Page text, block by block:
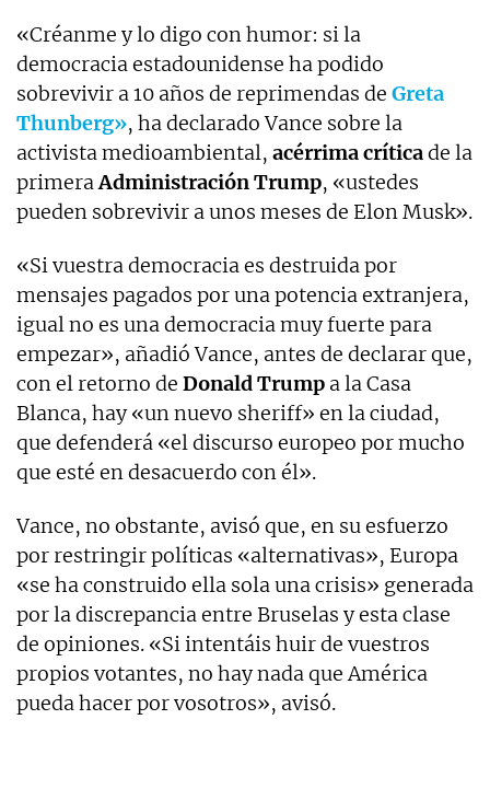
«Créanme y lo digo con humor: si la
democracia estadounidense ha podido
sobrevivir a 10 años de reprimendas de Greta
Thunberg», ha declarado Vance sobre la
activista medioambiental, acérrima críticade la
primeraAdministración Trump, «ustedes
pueden sobrevivir a unos meses de Elon Musk».
«Si vuestra democracia es destruida por
mensajes pagados por una potencia extranjera,
igual no es una democracia muy fuerte para
empezar», añadió Vance, antes de declarar que,
con el retorno de Donald Trump a la Casa
Blanca, hay «un nuevo sheriff» en la ciudad,
que defenderá «el discurso europeo por mucho
que esté en desacuerdo con él».
Vance, no obstante, avisó que, en su esfuerzo
por restringir políticas «alternativas», Europa
«se ha construido ella sola una crisis» generada
por la discrepancia entre Bruselas y esta clase
de opiniones. «Si intentáis huir de vuestros
propios votantes, no hay nada que América
pueda hacer por vosotros», avisó.